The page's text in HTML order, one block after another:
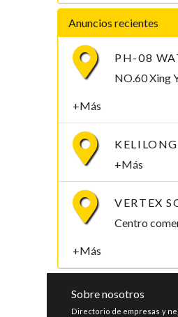
Anuncios recientes
+Más
KELILONG
+Más
+Más
Sobre nosotros
Directorio de empresas y